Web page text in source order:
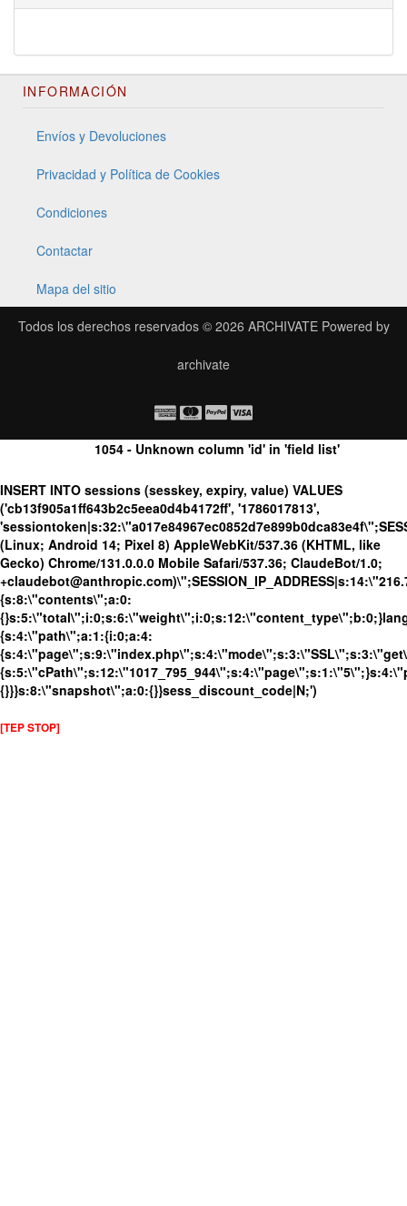
INFORMACIÓN
Envíos y Devoluciones
Privacidad y Política de Cookies
Condiciones
Contactar
Mapa del sitio
Todos los derechos reservados © 2026 ARCHIVATEPowered by
archivate
1054 - Unknown column 'id' in 'field list'
INSERT INTO sessions (sesskey, expiry, value) VALUES
('cb13f905a1ff643b2c5eea0d4b4172ff', '1786017813',
(Linux; Android 14; Pixel 8) AppleWebKit/537.36 (KHTML, like
Gecko) Chrome/131.0.0.0 Mobile Safari/537.36; ClaudeBot/1.0;
{s:8:\"contents\";a:0:
{s:4:\"path\";a:1:{i:0;a:4:
{}}}s:8:\"snapshot\";a:0:{}}sess_discount_code|N;')
[TEP STOP]